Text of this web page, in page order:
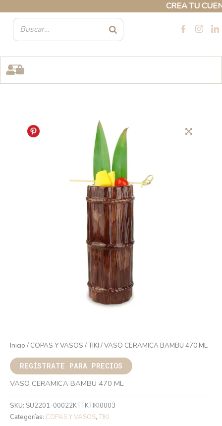
CREA TU
contenido
Inicio / COPAS Y VASOS /TIKI / VASO CERAMICA BAMBU 470 ML
REGÍSTRATE PARA PRECIOS
VASO CERAMICA BAMBU 470 ML
SKU: SU2201-00022KTTKTIKI0003
Categorías: COPAS Y VASOS, TIKI